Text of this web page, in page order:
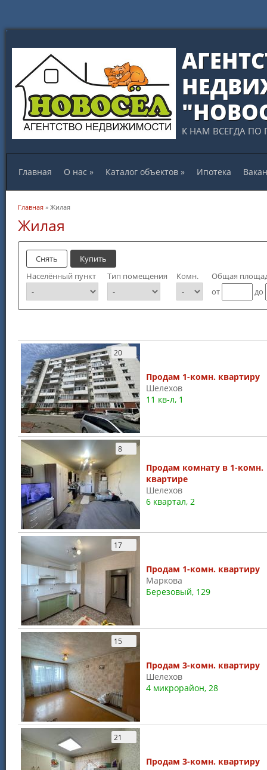
К НАМ ВСЕГДА ПО
Главная О нас » Каталог объектов » Ипотека
Вы здесь
Главная » Жилая
Жилая
Снять
Купить
Населённый пункт
Тип помещения Комн.
Общая
от
до
20
Продам 1-комн. квартиру
Шелехов
11 кв-л, 1
8
Продам комнату в 1-комн.
квартире
Шелехов
6 квартал, 2
17
Продам 1-комн. квартиру
Маркова
Березовый, 129
15
Продам 3-комн. квартиру
Шелехов
4 микрорайон, 28
21
Продам 3-комн. квартиру